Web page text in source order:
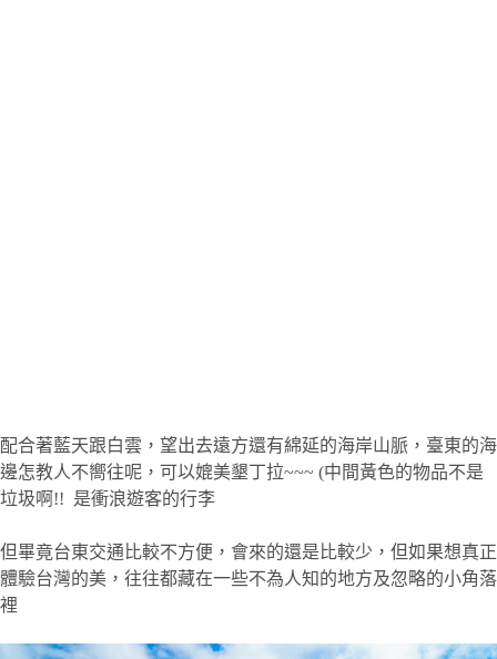
配合著藍天跟白雲，望出去遠方還有綿延的海岸山脈，臺東的海
邊怎教人不嚮往呢，可以媲美墾丁拉~~~ (中間黃色的物品不是
垃圾啊!! 是衝浪遊客的行李
但畢竟台東交通比較不方便，會來的還是比較少，但如果想真正
體驗台灣的美，往往都藏在一些不為人知的地方及忽略的小角落
裡